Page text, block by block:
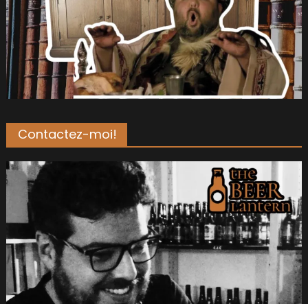
Contactez-moi!